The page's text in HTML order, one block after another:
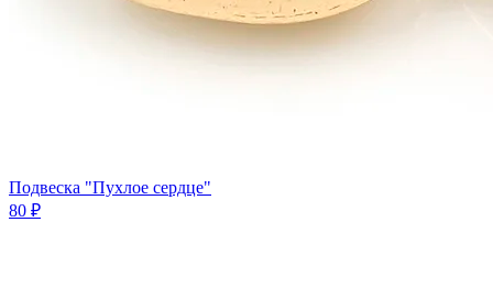
Подвеска "Пухлое сердце"
80 ₽